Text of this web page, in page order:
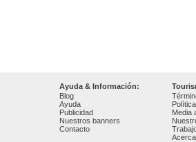
Ayuda & Información:
Blog
Ayuda
Publicidad
Nuestros banners
Contacto
Media